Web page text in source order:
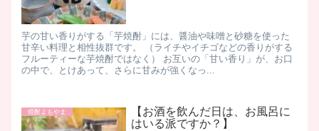
芋の甘い香りがする「芋焼酎」には、醤油や味噌と砂糖を使った
甘辛い料理と相性抜群です。 （ライチやイチゴなどの香りがする
フルーティーな芋焼酎ではなく） お互いの「甘い香り」が、お口
の中で、とけあって、さらに甘みが強くなっ...
焼酎よもやま
【お酒を飲んだ日は、お風呂に
はいる派ですか？】